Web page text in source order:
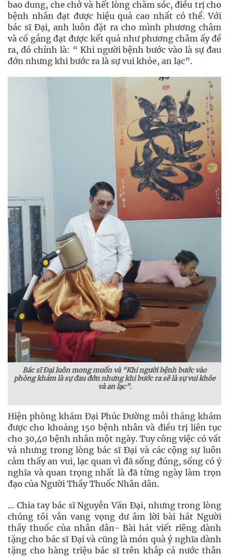
bao dung, che chở và hết lòng chăm sóc, điều trị cho
bệnh nhân đạt được hiệu quả cao nhất có thể. Với
bác sĩ Đại, anh luôn đặt ra cho mình phương châm
và cố gắng đạt được kết quả như phương châm ấy đề
ra, đó chính là: “ Khi người bệnh bước vào là sự đau
đớn nhưng khi bước ra là sự vui khỏe, an lạc”.
Bác sĩ Đại luôn mong muốn và “Khi người bệnh bước vào
phòng khám là sự đau đớn nhưng khi bước ra sẽ là sự vui khỏe
và an lạc”.
Hiện phòng khám Đại Phúc Đường mỗi tháng khám
được cho khoảng 150 bệnh nhân và điều trị liên tục
cho 30,40 bệnh nhân một ngày. Tuy công việc có vất
vả nhưng trong lòng bác sĩ Đại và các cộng sự luôn
cảm thấy an vui, lạc quan vì đã sống đúng, sống có ý
nghĩa và quan trọng nhất là đã từng ngày làm trọn
đạo của Người Thầy Thuốc Nhân dân.
… Chia tay bác sĩ Nguyễn Văn Đại, nhưng trong lòng
chúng tôi vẫn vang vọng dư âm lời bài hát Người
thầy thuốc của nhân dân- Bài hát viết riêng dành
tặng cho bác sĩ Đại và cũng là món quà ý nghĩa dành
tặng cho hàng triệu bác sĩ trên khắp cả nước thân